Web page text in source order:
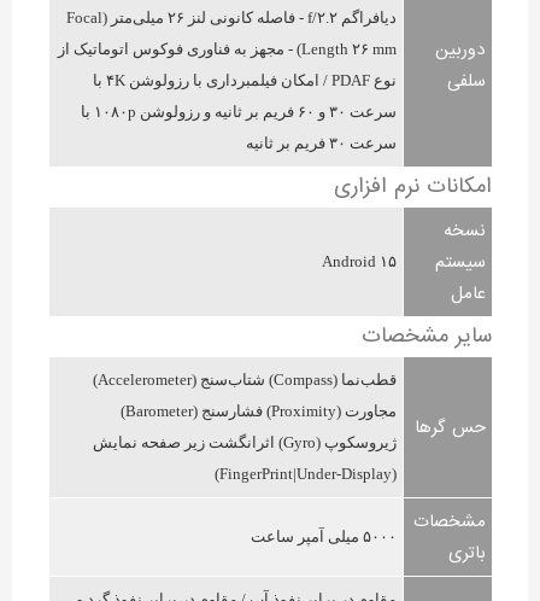
دوربین
سلفی
دیافراگم f/۲.۲ - فاصله کانونی لنز ۲۶ میلی‌متر (Focal
Length ۲۶ mm) - مجهز به فناوری فوکوس اتوماتیک از
نوع PDAF / امکان فیلمبرداری با رزولوشن ۴K با
سرعت ۳۰ و ۶۰ فریم بر ثانیه و رزولوشن ۱۰۸۰p با
سرعت ۳۰ فریم بر ثانیه
امکانات نرم افزاری
نسخه
سیستم
عامل
Android ۱۵
سایر مشخصات
حس گرها
قطب‌نما (Compass) شتاب‌سنج (Accelerometer)
مجاورت (Proximity) فشارسنج (Barometer)
ژیروسکوپ (Gyro) اثرانگشت زیر صفحه نمایش
(FingerPrint|Under-Display)
مشخصات
باتری
۵۰۰۰ میلی آمپر ساعت